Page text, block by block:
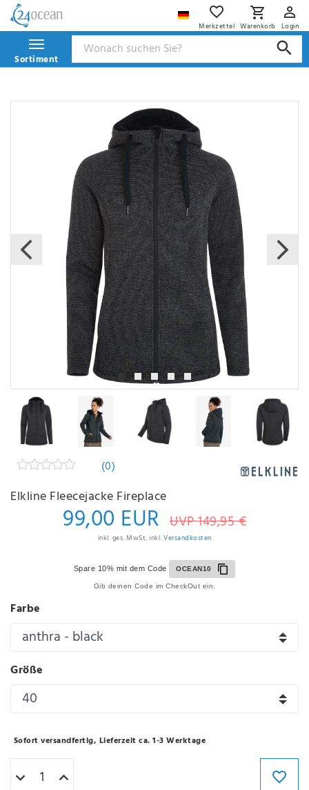
Merkzettel Warenkorb Login
Sortiment
(0)
Elkline Fleecejacke Fireplace
99,00 EUR UVP 149,95 €
inkl. ges. MwSt. inkl. Versandkosten
Spare 10% mit dem Code OCEAN10
Gib deinen Code im CheckOut ein.
Farbe
Größe
Sofort versandfertig, Lieferzeit ca. 1-3 Werktage